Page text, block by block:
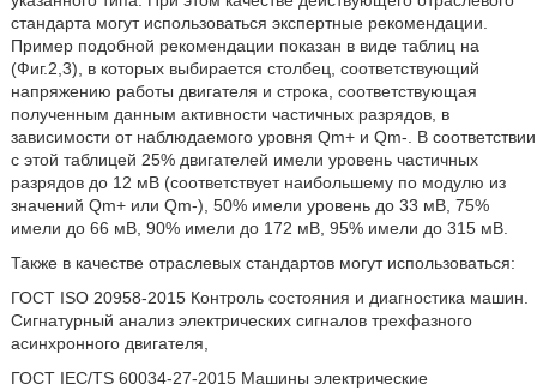
стандарта могут использоваться экспертные рекомендации.
Пример подобной рекомендации показан в виде таблиц на
(Фиг.2,3), в которых выбирается столбец, соответствующий
напряжению работы двигателя и строка, соответствующая
полученным данным активности частичных разрядов, в
зависимости от наблюдаемого уровня Qm+ и Qm-. В соответствии
с этой таблицей 25% двигателей имели уровень частичных
разрядов до 12 мВ (соответствует наибольшему по модулю из
значений Qm+ или Qm-), 50% имели уровень до 33 мВ, 75%
имели до 66 мВ, 90% имели до 172 мВ, 95% имели до 315 мВ.
Также в качестве отраслевых стандартов могут использоваться:
ГОСТ ISO 20958-2015 Контроль состояния и диагностика машин.
Сигнатурный анализ электрических сигналов трехфазного
асинхронного двигателя,
ГОСТ IEC/TS 60034-27-2015 Машины электрические